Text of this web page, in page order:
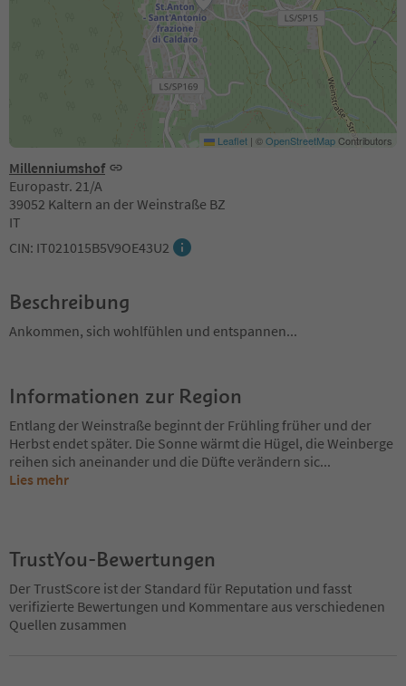
Millenniumshof
Europastr. 21/A
39052 Kaltern an der Weinstraße BZ
IT
CIN: IT021015B5V9OE43U2
Leaflet | ©OpenStreetMapContributors
Beschreibung
Ankommen, sich wohlfühlen und entspannen...
Informationen zur Region
Entlang der Weinstraße beginnt der Frühling früher und der
Herbst endet später. Die Sonne wärmt die Hügel, die Weinberge
reihen sich aneinander und die Düfte verändern sic...
Lies mehr
TrustYou-Bewertungen
Der TrustScore ist der Standard für Reputation und fasst
verifizierte Bewertungen und Kommentare aus verschiedenen
Quellen zusammen